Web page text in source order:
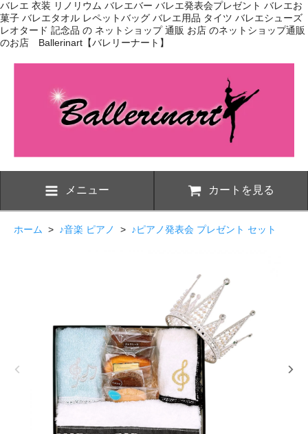
バレエ 衣装 リノリウム バレエバー バレエ発表会プレゼント バレエお
菓子 バレエタオル レペットバッグ バレエ用品 タイツ バレエシューズ
レオタード 記念品 の ネットショップ 通販 お店 のネットショップ通販
のお店 Ballerinart【バレリーナート】
メニュー カートを見る
ホーム > ♪音楽 ピアノ > ♪ピアノ発表会 プレゼント セット